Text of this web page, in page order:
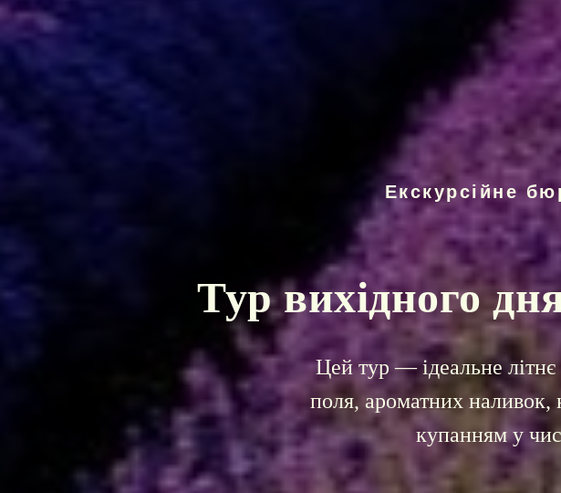
Екскурсійне
Тур вихідного
Цей тур — ідеальне літнє
поля, ароматних наливок,
купанням у